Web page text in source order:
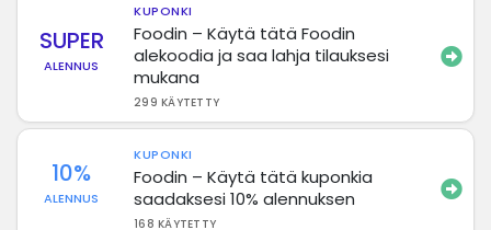
SUPER
ALENNUS
KUPONKI
Foodin – Käytä tätä Foodin
alekoodia ja saa lahja tilauksesi
mukana
299 KÄYTETTY
10%
ALENNUS
KUPONKI
Foodin – Käytä tätä kuponkia
saadaksesi 10% alennuksen
168 KÄYTETTY